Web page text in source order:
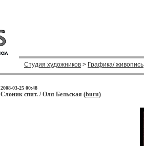
Студия художников > Графика/ живопись
2008-03-25 00:48
Слоник спит. / Оля Бельская (buru)